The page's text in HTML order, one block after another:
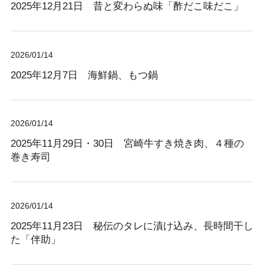
2025年12月21日 昔と変わらぬ味「酢だこ味だこ」
2026/01/14
2025年12月7日 海鮮鍋、もつ鍋
2026/01/14
2025年11月29日・30日 宮崎牛すき焼き肉、４種の
巻き寿司
2026/01/14
2025年11月23日 秘伝のタレに漬け込み、長時間干し
た「伴助」